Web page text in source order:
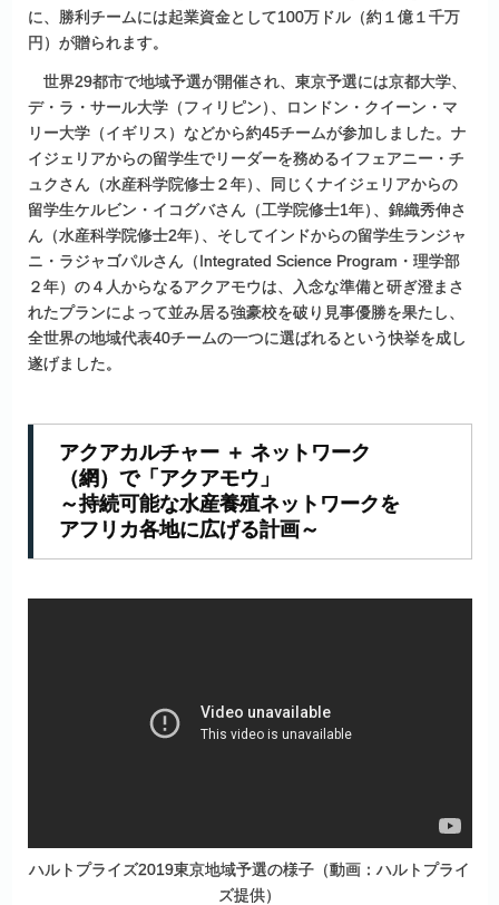
に、勝利チームには起業資金として100万ドル（約１億１千万
円）が贈られます。
世界29都市で地域予選が開催され、東京予選には京都大学、
デ・ラ・サール大学（フィリピン） 、ロンドン・クイーン・マ
リー大学（イギリス）などから約45チームが参加しました。ナ
イジェリアからの留学生でリーダーを務めるイフェアニー・チ
ュクさん（水産科学院修士２年） 、同じくナイジェリアからの
留学生ケルビン・イコグバさん（工学院修士1年） 、錦織秀伸さ
ん（水産科学院修士2年） 、そしてインドからの留学生ランジャ
ニ・ラジャゴパルさん（Integrated Science Program・理学部
２年）の４人からなるアクアモウは、入念な準備と研ぎ澄まさ
れたプランによって並み居る強豪校を破り見事優勝を果たし、
全世界の地域代表40チームの一つに選ばれるという快挙を成し
遂げました。
アクアカルチャー＋ ネットワーク
（網）で「アクアモウ」
～持続可能な水産養殖ネットワークを
アフリカ各地に広げる計画～
ハルトプライズ2019東京地域予選の様子（動画：ハルトプライ
ズ提供）